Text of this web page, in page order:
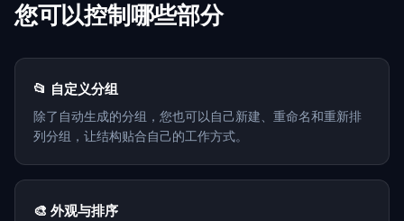
您可以控制哪些部分
📂 自定义分组
除了自动生成的分组，您也可以自己新建、重命名和重新排
列分组，让结构贴合自己的工作方式。
🎨 外观与排序